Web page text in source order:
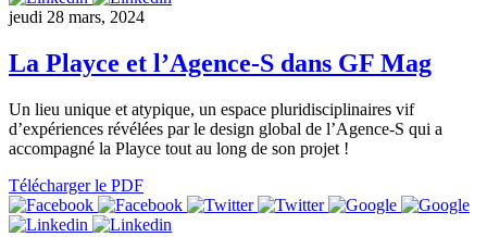
jeudi 28 mars, 2024
La Playce et l’Agence-S dans GF Mag
Un lieu unique et atypique, un espace pluridisciplinaires vif
d’expériences révélées par le design global de l’Agence-S qui a
accompagné la Playce tout au long de son projet !
Télécharger le PDF